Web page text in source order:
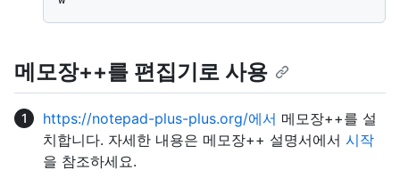
메모장++를 편집기로 사용
https://notepad-plus-plus.org/에서 메모장++를 설
치합니다. 자세한 내용은 메모장++ 설명서에서 시작
을 참조하세요.